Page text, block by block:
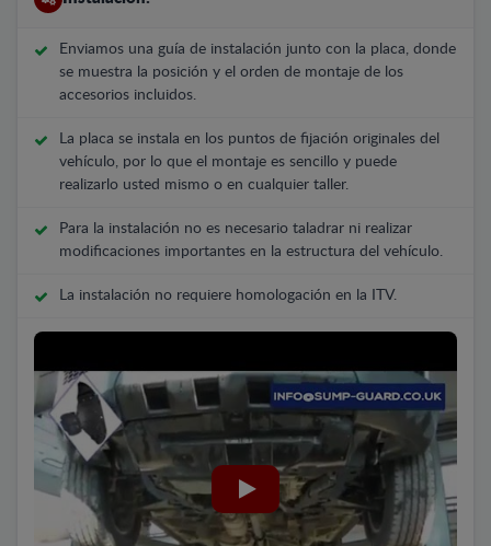
Enviamos una guía de instalación junto con la placa, donde
se muestra la posición y el orden de montaje de los
accesorios incluidos.
La placa se instala en los puntos de fijación originales del
vehículo, por lo que el montaje es sencillo y puede
realizarlo usted mismo o en cualquier taller.
Para la instalación no es necesario taladrar ni realizar
modificaciones importantes en la estructura del vehículo.
La instalación no requiere homologación en la ITV.